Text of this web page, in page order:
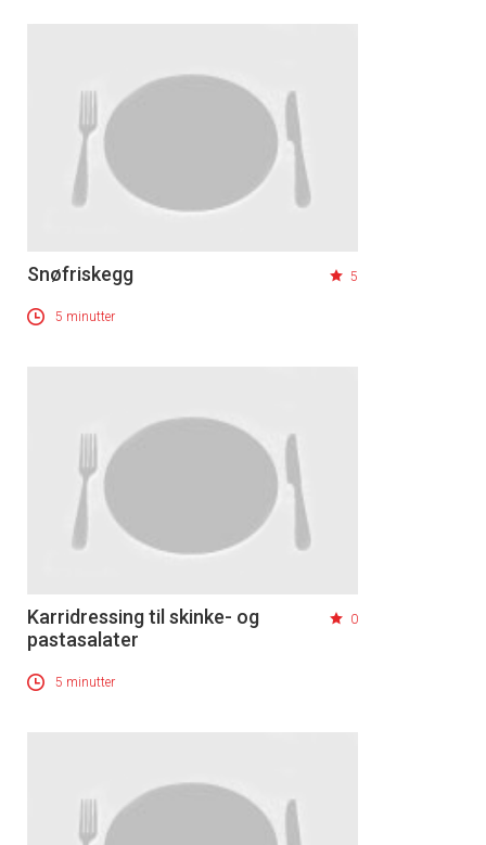
Snøfriskegg 5
5 minutter
Karridressing til skinke- og
pastasalater
0
5 minutter